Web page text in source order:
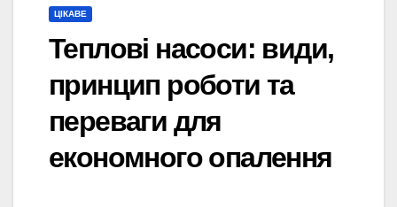
ЦІКАВЕ
Теплові насоси: види,
принцип роботи та
переваги для
економного опалення